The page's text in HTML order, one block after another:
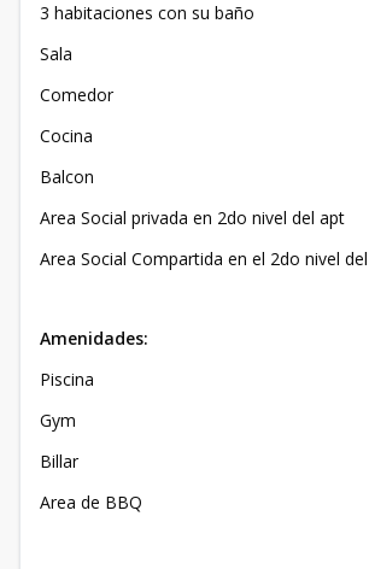
3 habitaciones con su baño
Sala
Comedor
Cocina
Balcon
Area Social privada en 2do nivel del apt
Area Social Compartida en el 2do nivel
Amenidades:
Piscina
Gym
Billar
Area de BBQ